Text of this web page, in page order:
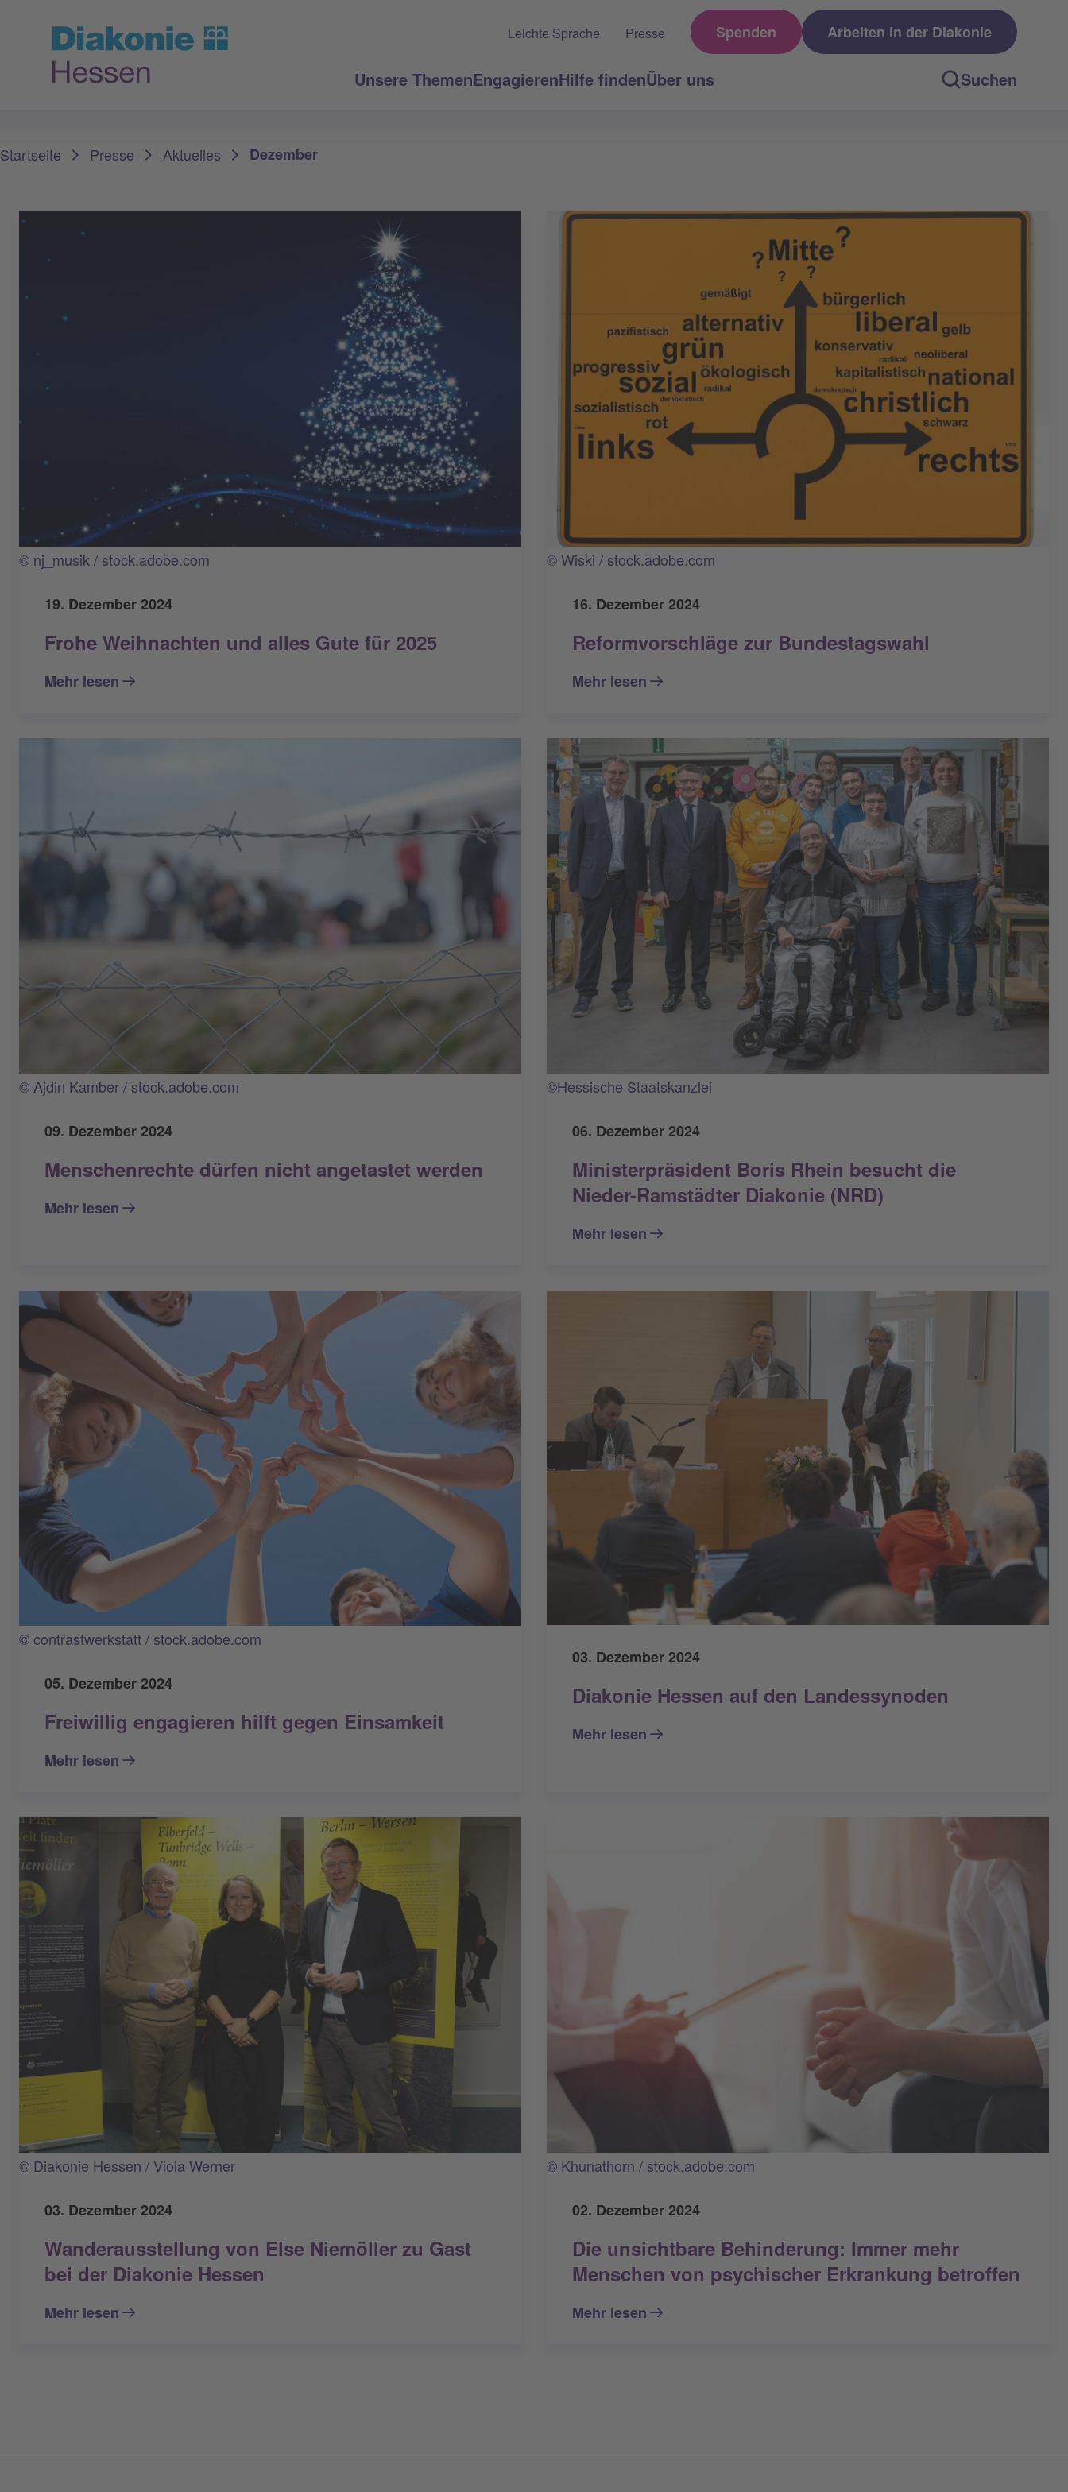
Unsere ThemenEngagierenHilfe findenÜber uns Suchen
Leichte Sprache Presse Spenden Arbeiten in der Diakonie
Startseite Presse Aktuelles Dezember
© nj_musik / stock.adobe.com
19. Dezember 2024
Frohe Weihnachten und alles Gute für 2025
Mehr lesen
© Wiski / stock.adobe.com
16. Dezember 2024
Reformvorschläge zur Bundestagswahl
Mehr lesen
© Ajdin Kamber / stock.adobe.com
09. Dezember 2024
Menschenrechte dürfen nicht angetastet werden
Mehr lesen
©Hessische Staatskanzlei
06. Dezember 2024
Ministerpräsident Boris Rhein besucht die
Nieder-Ramstädter Diakonie (NRD)
Mehr lesen
© contrastwerkstatt / stock.adobe.com
05. Dezember 2024
Freiwillig engagieren hilft gegen Einsamkeit
Mehr lesen
03. Dezember 2024
Diakonie Hessen auf den Landessynoden
Mehr lesen
© Diakonie Hessen / Viola Werner
03. Dezember 2024
Wanderausstellung von Else Niemöller zu Gast
bei der Diakonie Hessen
Mehr lesen
© Khunathorn / stock.adobe.com
02. Dezember 2024
Die unsichtbare Behinderung: Immer mehr
Menschen von psychischer Erkrankung betroffen
Mehr lesen